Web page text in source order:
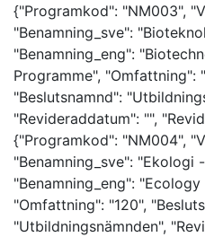
{"Programkod": "NM003",
"Benamning_sve":
"Benamning_eng":
Programme", "Omfattning":
"Beslutsnamnd":
"Revideraddatum": "",
{"Programkod": "NM004",
"Benamning_sve": "Ekologi
"Benamning_eng":
"Omfattning": "120",
"Utbildningsnämnden",